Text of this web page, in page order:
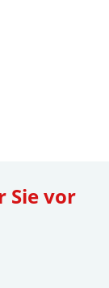
Sie vor